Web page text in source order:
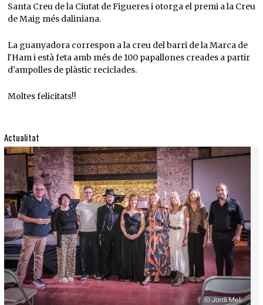
Santa Creu de la Ciutat de Figueres i otorga el premi a la Creu
de Maig més daliniana.
La guanyadora correspon a la creu del barri de la Marca de
l'Ham i està feta amb més de 100 papallones creades a partir
d'ampolles de plàstic reciclades.
Moltes felicitats!!
Actualitat